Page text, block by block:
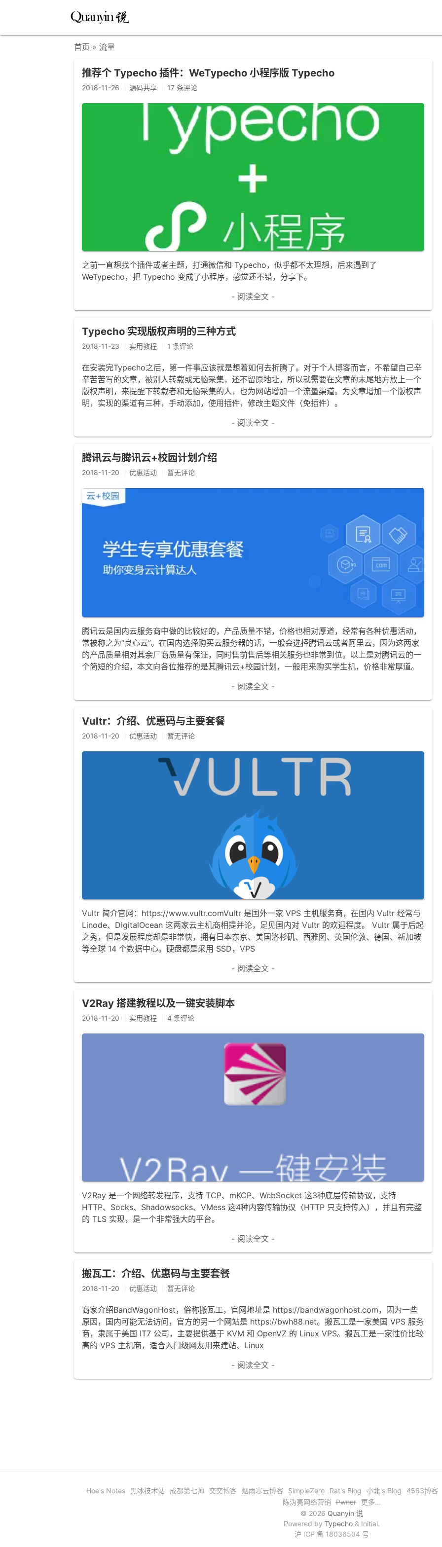
首页 » 流量
推荐个 Typecho 插件：WeTypecho 小程序版 Typecho
2018-11-26 源码共享 17 条评论
之前一直想找个插件或者主题，打通微信和 Typecho，似乎都不太理想，后来遇到了
WeTypecho，把 Typecho 变成了小程序，感觉还不错，分享下。
- 阅读全文 -
Typecho 实现版权声明的三种方式
2018-11-23 实用教程 1 条评论
在安装完Typecho之后，第一件事应该就是想着如何去折腾了。对于个人博客而言，不希望自己辛
辛苦苦写的文章，被别人转载或无脑采集，还不留原地址，所以就需要在文章的末尾地方放上一个
版权声明，来提醒下转载者和无脑采集的人，也为网站增加一个流量渠道。为文章增加一个版权声
明，实现的渠道有三种，手动添加，使用插件，修改主题文件（免插件）。
- 阅读全文 -
腾讯云与腾讯云+校园计划介绍
2018-11-20 优惠活动 暂无评论
腾讯云是国内云服务商中做的比较好的，产品质量不错，价格也相对厚道，经常有各种优惠活动，
常被称之为“良心云”。在国内选择购买云服务器的话，一般会选择腾讯云或者阿里云，因为这两家
的产品质量相对其余厂商质量有保证，同时售前售后等相关服务也非常到位。以上是对腾讯云的一
个简短的介绍，本文向各位推荐的是其腾讯云+校园计划，一般用来购买学生机，价格非常厚道。
- 阅读全文 -
Vultr：介绍、优惠码与主要套餐
2018-11-20 优惠活动 暂无评论
Vultr 简介官网：https://www.vultr.comVultr 是国外一家 VPS 主机服务商，在国内 Vultr 经常与
Linode、DigitalOcean 这两家云主机商相提并论，足见国内对 Vultr 的欢迎程度。 Vultr 属于后起
之秀，但是发展程度却是非常快，拥有日本东京、美国洛杉矶、西雅图、英国伦敦、德国、新加坡
等全球 14 个数据中心。硬盘都是采用 SSD，VPS
- 阅读全文 -
V2Ray 搭建教程以及一键安装脚本
2018-11-20 实用教程 4 条评论
V2Ray 是一个网络转发程序，支持 TCP、mKCP、WebSocket 这3种底层传输协议，支持
HTTP、Socks、Shadowsocks、VMess 这4种内容传输协议（HTTP 只支持传入），并且有完整
的 TLS 实现，是一个非常强大的平台。
- 阅读全文 -
搬瓦工：介绍、优惠码与主要套餐
2018-11-20 优惠活动 暂无评论
商家介绍BandWagonHost，俗称搬瓦工，官网地址是 https://bandwagonhost.com，因为一些
原因，国内可能无法访问，官方的另一个网站是 https://bwh88.net。搬瓦工是一家美国 VPS 服务
商，隶属于美国 IT7 公司，主要提供基于 KVM 和 OpenVZ 的 Linux VPS。搬瓦工是一家性价比较
高的 VPS 主机商，适合入门级网友用来建站、Linux
- 阅读全文 -
Hoe's Notes 黑冰技术站 成都第七帅 奕奕博客 烟雨寒云博客 SimpleZero Rat's Blog 小北's Blog
4563博客
陈沩亮网络营销
Pwner
更多...
© 2026 Quanyin 说
Powered by Typecho& Initial.
沪 ICP 备 18036504 号